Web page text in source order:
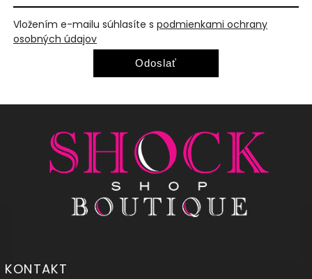
Vložením e-mailu súhlasíte s podmienkami ochrany
osobných údajov
Odoslať
KONTAKT